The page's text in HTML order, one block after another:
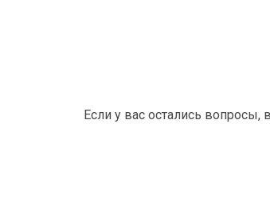
Если у вас остались